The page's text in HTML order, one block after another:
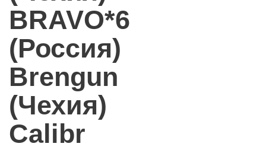
BRAVO*6
(Россия)
Brengun
(Чехия)
Calibr